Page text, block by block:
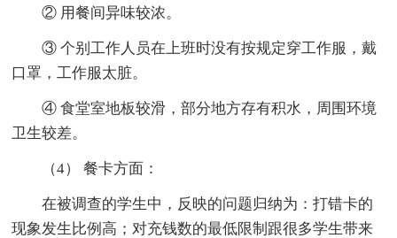
② 用餐间异味较浓。
③ 个别工作人员在上班时没有按规定穿工作服，戴
口罩，工作服太脏。
④ 食堂室地板较滑，部分地方存有积水，周围环境
卫生较差。
（4） 餐卡方面：
在被调查的学生中，反映的问题归纳为：打错卡的
现象发生比例高；对充钱数的最低限制跟很多学生带来